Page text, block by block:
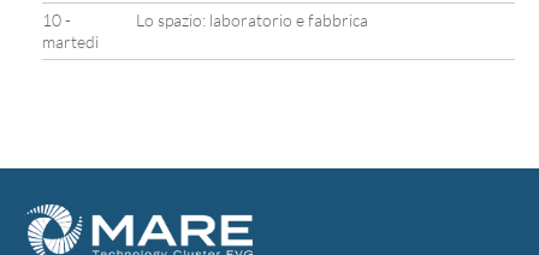
10 -
martedì
Lo spazio: laboratorio e fabbrica